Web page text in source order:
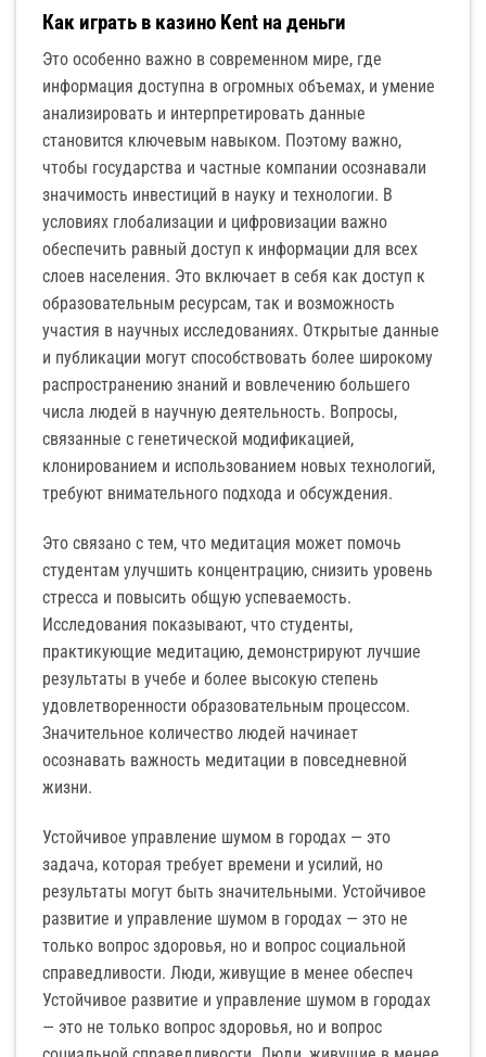
Кaк игpaть в казино Kent нa дeньги
Это особенно важно в современном мире, где
информация доступна в огромных объемах, и умение
анализировать и интерпретировать данные
становится ключевым навыком. Поэтому важно,
чтобы государства и частные компании осознавали
значимость инвестиций в науку и технологии. В
условиях глобализации и цифровизации важно
обеспечить равный доступ к информации для всех
слоев населения. Это включает в себя как доступ к
образовательным ресурсам, так и возможность
участия в научных исследованиях. Открытые данные
и публикации могут способствовать более широкому
распространению знаний и вовлечению большего
числа людей в научную деятельность. Вопросы,
связанные с генетической модификацией,
клонированием и использованием новых технологий,
требуют внимательного подхода и обсуждения.
Это связано с тем, что медитация может помочь
студентам улучшить концентрацию, снизить уровень
стресса и повысить общую успеваемость.
Исследования показывают, что студенты,
практикующие медитацию, демонстрируют лучшие
результаты в учебе и более высокую степень
удовлетворенности образовательным процессом.
Значительное количество людей начинает
осознавать важность медитации в повседневной
жизни.
Устойчивое управление шумом в городах — это
задача, которая требует времени и усилий, но
результаты могут быть значительными. Устойчивое
развитие и управление шумом в городах — это не
только вопрос здоровья, но и вопрос социальной
справедливости. Люди, живущие в менее обеспеч
Устойчивое развитие и управление шумом в городах
— это не только вопрос здоровья, но и вопрос